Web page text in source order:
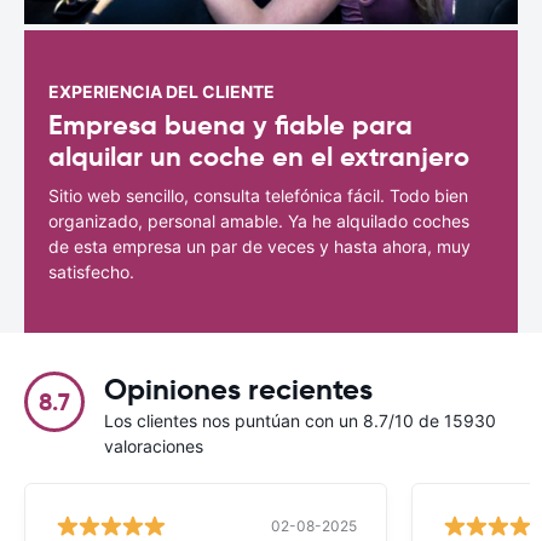
EXPERIENCIA DEL CLIENTE
Empresa buena y fiable para
alquilar un coche en el extranjero
Sitio web sencillo, consulta telefónica fácil. Todo bien
organizado, personal amable. Ya he alquilado coches
de esta empresa un par de veces y hasta ahora, muy
satisfecho.
8.7 Opiniones recientes
Los clientes nos puntúan con un 8.7/10 de 15930
valoraciones
02-08-2025